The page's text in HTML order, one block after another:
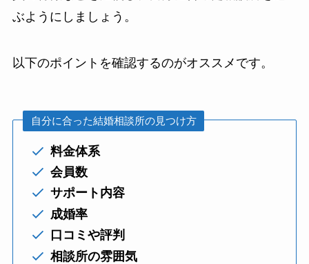
ぶようにしましょう。
以下のポイントを確認するのがオススメです。
自分に合った結婚相談所の見つけ方
料金体系
会員数
サポート内容
成婚率
口コミや評判
相談所の雰囲気